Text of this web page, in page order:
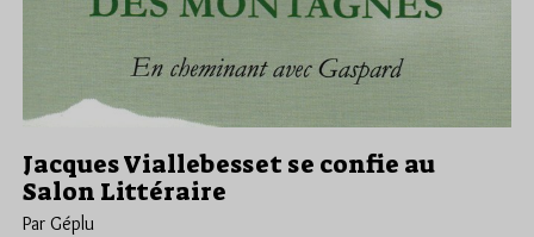
Jacques Viallebesset se confie au
Salon Littéraire
Par Géplu